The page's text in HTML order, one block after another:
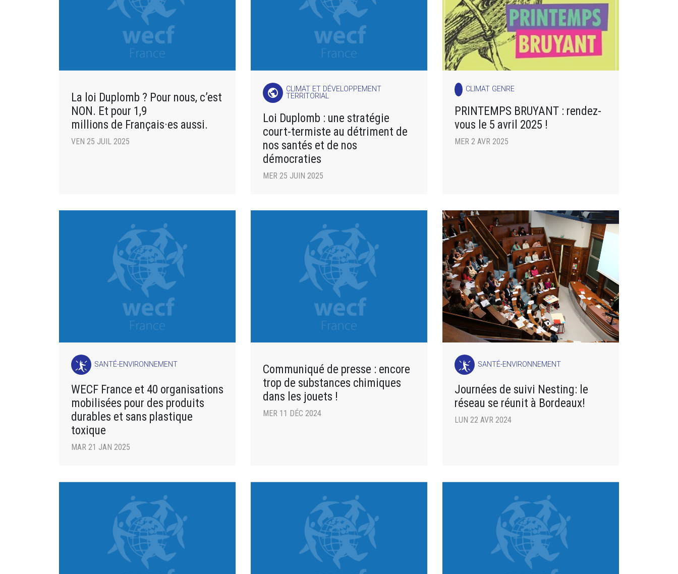
La loi Duplomb ? Pour nous, c’est
NON. Et pour 1,9
millions de Français·es aussi.
VEN 25 JUIL 2025
public
CLIMAT ET DÉVELOPPEMENT
TERRITORIAL
Loi Duplomb : une stratégie
court-termiste au détriment de
nos santés et de nos
démocraties
MER 25 JUIN 2025
CLIMAT GENRE
PRINTEMPS BRUYANT : rendez-
vous le 5 avril 2025 !
MER 2 AVR 2025
SANTÉ-ENVIRONNEMENT
WECF France et 40 organisations
mobilisées pour des produits
durables et sans plastique
toxique
MAR 21 JAN 2025
Communiqué de presse : encore
trop de substances chimiques
dans les jouets !
MER 11 DÉC 2024
SANTÉ-ENVIRONNEMENT
Journées de suivi Nesting: le
réseau se réunit à Bordeaux!
LUN 22 AVR 2024